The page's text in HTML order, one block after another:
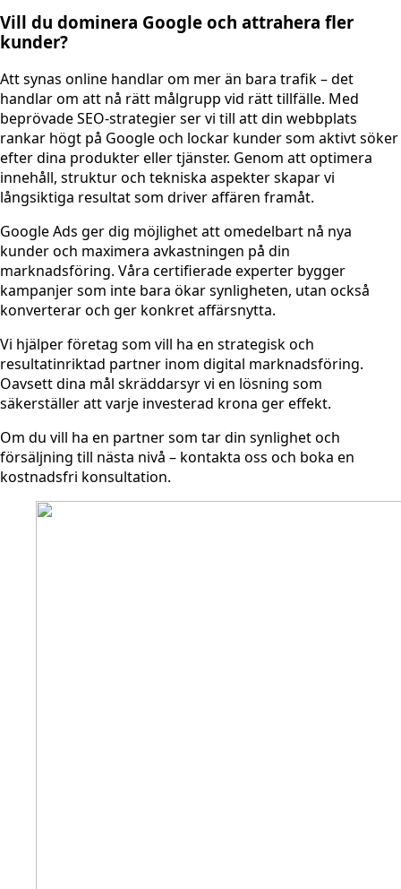
Vill du dominera Google och attrahera fler
kunder?
Att synas online handlar om mer än bara trafik – det
handlar om att nå rätt målgrupp vid rätt tillfälle. Med
beprövade SEO-strategier ser vi till att din webbplats
rankar högt på Google och lockar kunder som aktivt söker
efter dina produkter eller tjänster. Genom att optimera
innehåll, struktur och tekniska aspekter skapar vi
långsiktiga resultat som driver affären framåt.
Google Ads ger dig möjlighet att omedelbart nå nya
kunder och maximera avkastningen på din
marknadsföring. Våra certifierade experter bygger
kampanjer som inte bara ökar synligheten, utan också
konverterar och ger konkret affärsnytta.
Vi hjälper företag som vill ha en strategisk och
resultatinriktad partner inom digital marknadsföring.
Oavsett dina mål skräddarsyr vi en lösning som
säkerställer att varje investerad krona ger effekt.
Om du vill ha en partner som tar din synlighet och
försäljning till nästa nivå – kontakta oss och boka en
kostnadsfri konsultation.